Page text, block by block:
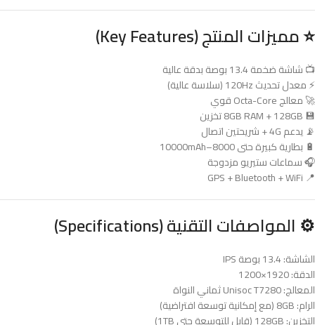
⭐ مميزات المنتج (Key Features)
📺 شاشة ضخمة 13.4 بوصة بدقة عالية
⚡ معدل تحديث 120Hz (سلاسة عالية)
🚀 معالج Octa-Core قوي
💾 8GB RAM + 128GB تخزين
📡 يدعم 4G + شريحتين اتصال
🔋 بطارية كبيرة حتى 8000–10000mAh
🎧 سماعات ستيريو مزدوجة
📍 GPS + Bluetooth + WiFi
⚙️ المواصفات التقنية (Specifications)
الشاشة: 13.4 بوصة IPS
الدقة: 1920×1200
المعالج: Unisoc T7280 ثماني النواة
الرام: 8GB (مع إمكانية توسعة افتراضية)
التخزين: 128GB (قابل للتوسعة حتى 1TB)